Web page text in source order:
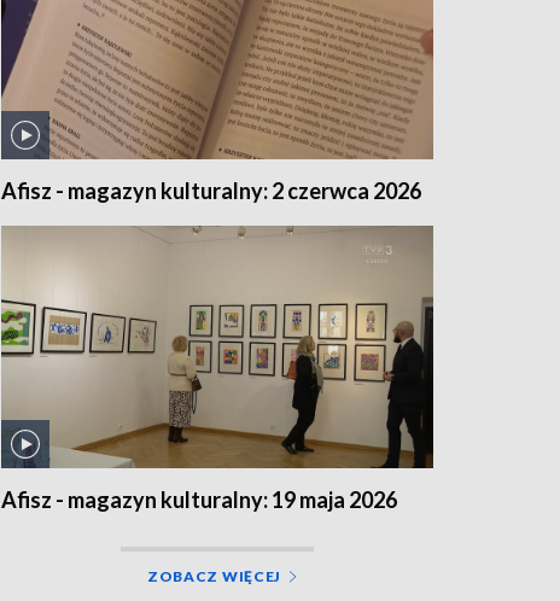
Afisz - magazyn kulturalny: 2 czerwca 2026
Afisz - magazyn kulturalny: 19 maja 2026
ZOBACZ WIĘCEJ